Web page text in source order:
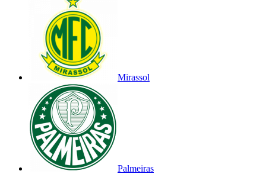
Mirassol
Palmeiras